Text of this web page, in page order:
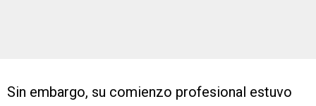
Sin embargo, su comienzo profesional estuvo